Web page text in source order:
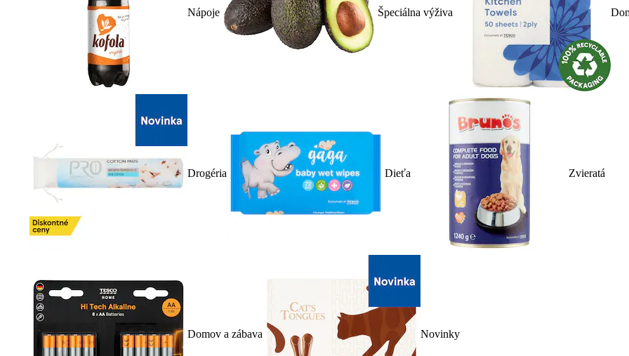
Nápoje Špeciálna výživa
Drogéria Dieťa Zvieratá
Domov a zábava Novinky